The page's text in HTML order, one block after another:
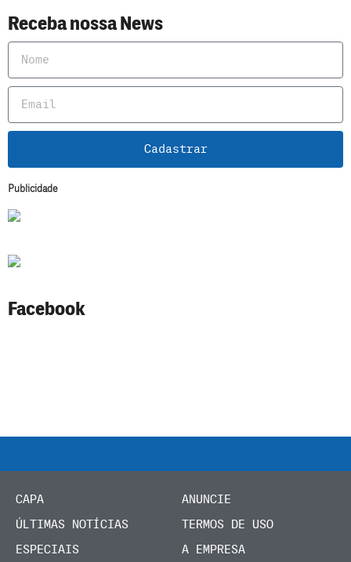
Receba nossa News
Cadastrar
Publicidade
Facebook
CAPA
ÚLTIMAS NOTÍCIAS
ESPECIAIS
ANUNCIE
TERMOS DE USO
A EMPRESA